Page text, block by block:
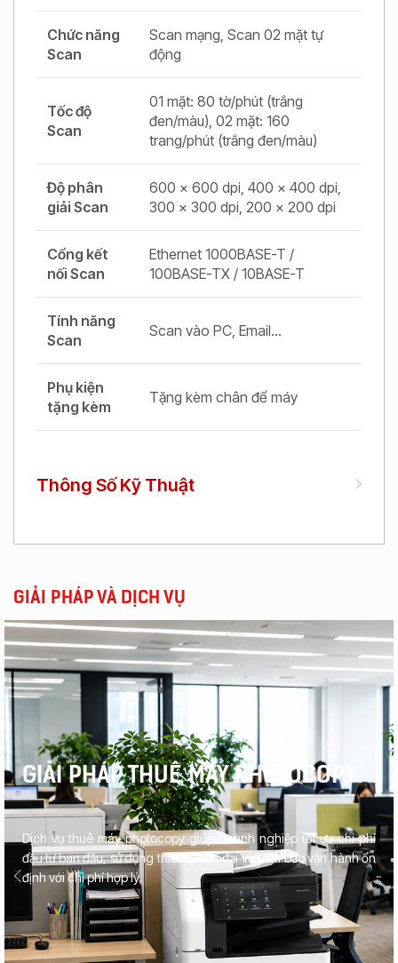
Chức năng
Scan
Scan mạng, Scan 02 mặt tự
động
Tốc độ
Scan
01 mặt: 80 tờ/phút (trắng
đen/màu), 02 mặt: 160
trang/phút (trắng đen/màu)
Độ phân
giải Scan
600 x 600 dpi, 400 x 400 dpi,
300 x 300 dpi, 200 x 200 dpi
Cổng kết
nối Scan
Ethernet 1000BASE-T /
100BASE-TX / 10BASE-T
Tính năng
Scan
Scan vào PC, Email…
Phụ kiện
tặng kèm
Tặng kèm chân để máy
Thông Số Kỹ Thuật
GIẢI PHÁP VÀ DỊCH VỤ
GIẢI PHÁP THUÊ MÁY PHOTOCOPY
Dịch vụ thuê máy photocopy giúp doanh nghiệp tối ưu chi phí
đầu tư ban đầu, sử dụng thiết bị hiện đại và đảm bảo vận hành ổn
định với chi phí hợp lý.